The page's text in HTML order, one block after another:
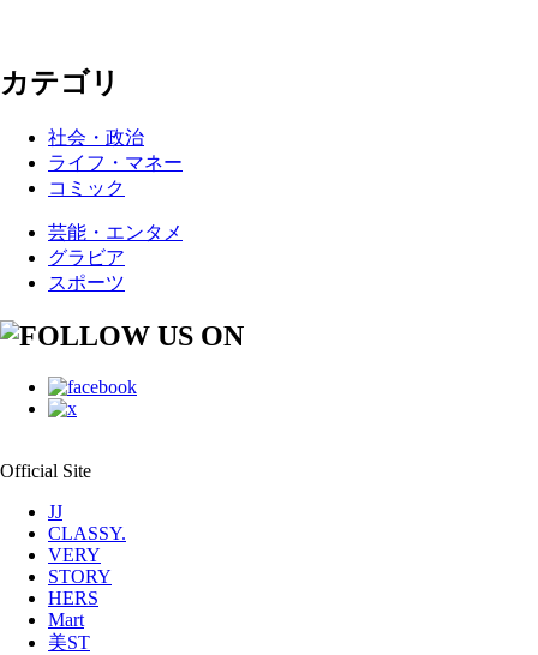
カテゴリ
社会・政治
ライフ・マネー
コミック
芸能・エンタメ
グラビア
スポーツ
Official Site
JJ
CLASSY.
VERY
STORY
HERS
Mart
美ST